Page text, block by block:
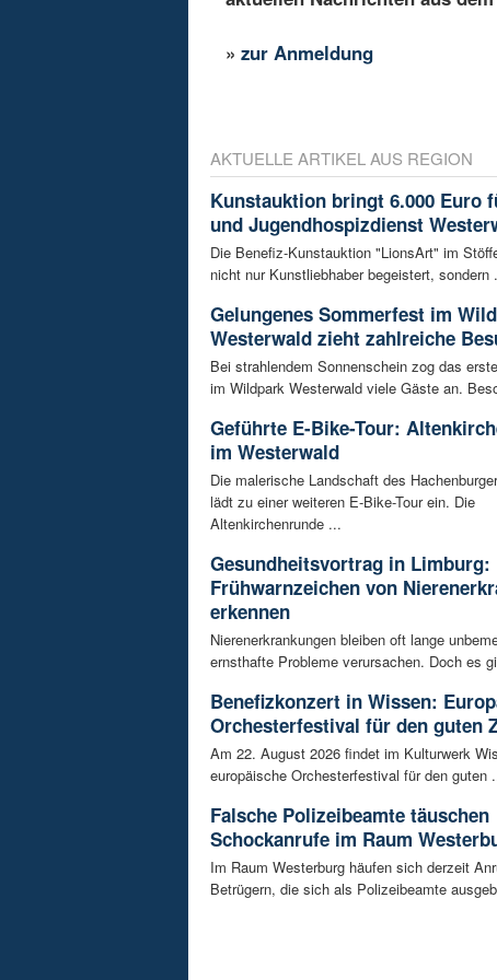
»zur Anmeldung
AKTUELLE ARTIKEL AUS REGION
Kunstauktion bringt 6.000 Euro
und Jugendhospizdienst
Die Benefiz-Kunstauktion "LionsArt" im
nicht nur Kunstliebhaber begeistert, sondern
Gelungenes Sommerfest im
Westerwald zieht zahlreiche
Bei strahlendem Sonnenschein zog das
im Wildpark Westerwald viele Gäste an.
Geführte E-Bike-Tour:
im Westerwald
Die malerische Landschaft des
lädt zu einer weiteren E-Bike-Tour ein. Die
Altenkirchenrunde ...
Gesundheitsvortrag in Limburg:
Frühwarnzeichen von
erkennen
Nierenerkrankungen bleiben oft lange
ernsthafte Probleme verursachen. Doch es
Benefizkonzert in Wissen:
Orchesterfestival für den guten
Am 22. August 2026 findet im Kulturwerk
europäische Orchesterfestival für den guten
Falsche Polizeibeamte täuschen
Schockanrufe im Raum
Im Raum Westerburg häufen sich derzeit
Betrügern, die sich als Polizeibeamte